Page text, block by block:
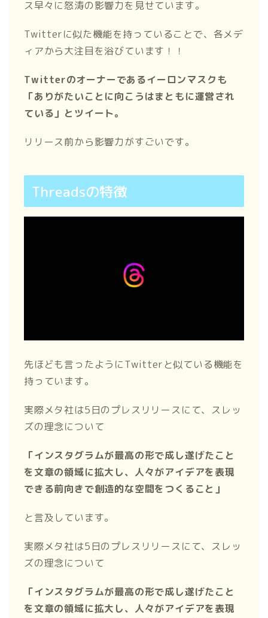
ス早々に怒涛の影響力を見せています。
Twitterに似た機能を持っていることで、各メデ
ィアから大注目を浴びています！！
Twitterのオーナーであるイーロンマスクも
「ありがたいことに向こうはまともに運営され
ている」とツイート。
リリース前から影響力がすごいです。
Threadsの特徴
先ほども言ったようにTwitterと似ている機能を
持っています。
実際メタ社は5日のプレスリリースにて、スレッ
ズの理念について
「インスタグラムが最高の形で成し遂げたこと
を文章の領域に拡大し、人々がアイデアを表現
できる前向きで創造的な空間をつくること」
と言及しています。
実際メタ社は5日のプレスリリースにて、スレッ
ズの理念について
「インスタグラムが最高の形で成し遂げたこと
を文章の領域に拡大し、人々がアイデアを表現